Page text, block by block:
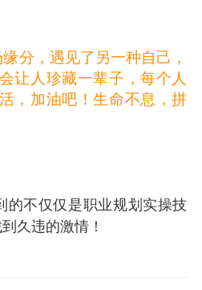
分，遇见了另一种自己，
让人珍藏一辈子，每个人
，加油吧！生命不息，拼
的不仅仅是职业规划实操技
久违的激情！